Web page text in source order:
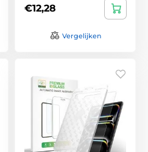
€12,28
Vergelijken